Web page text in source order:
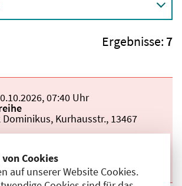
Cookies
auf unserer Website Cookies.
Ergebnisse: 7
und Anfangszeit:
,07:40 Uhr
Kurhausstr., 13467